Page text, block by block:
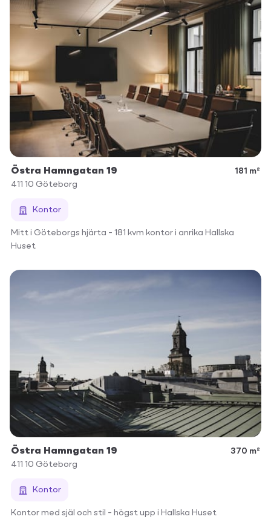
Östra Hamngatan 19
181 m²
411 10 Göteborg
Kontor
Mitt i Göteborgs hjärta – 181 kvm kontor i anrika Hallska
Huset
Östra Hamngatan 19
370 m²
411 10 Göteborg
Kontor
Kontor med själ och stil – högst upp i Hallska Huset